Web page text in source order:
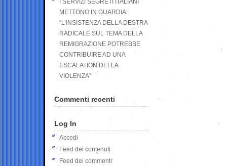
I SERVIZI SEGRETI ITALIANI
METTONO IN GUARDIA:
“L’INSISTENZA DELLA DESTRA
RADICALE SUL TEMA DELLA
REMIGRAZIONE POTREBBE
CONTRIBUIRE AD UNA
ESCALATION DELLA
VIOLENZA”
Commenti recenti
Log In
Accedi
Feed dei contenuti
Feed dei commenti